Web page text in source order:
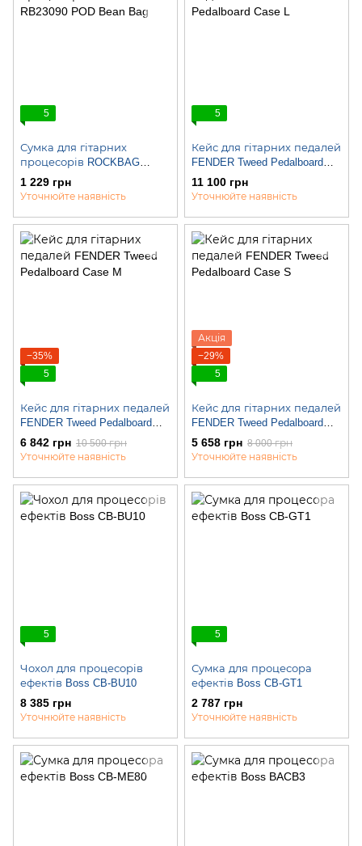
5
Сумка для гітарних
процесорів ROCKBAG
RB23090 POD Bean Bag
1 229 грн
Уточнюйте наявність
5
Кейс для гітарних педалей
FENDER Tweed Pedalboard
Case L
11 100 грн
Уточнюйте наявність
−35%
5
Кейс для гітарних педалей
FENDER Tweed Pedalboard
Case M
6 842 грн 10 500 грн
Уточнюйте наявність
Акція
−29%
5
Кейс для гітарних педалей
FENDER Tweed Pedalboard
Case S
5 658 грн 8 000 грн
Уточнюйте наявність
5
Чохол для процесорів
ефектів Boss CB-BU10
8 385 грн
Уточнюйте наявність
5
Сумка для процесора
ефектів Boss CB-GT1
2 787 грн
Уточнюйте наявність